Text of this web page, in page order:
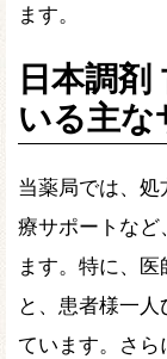
ます。
日本調剤
いる主な
当薬局では、
療サポートなど
ます。特に、
と、患者様一
ています。さ